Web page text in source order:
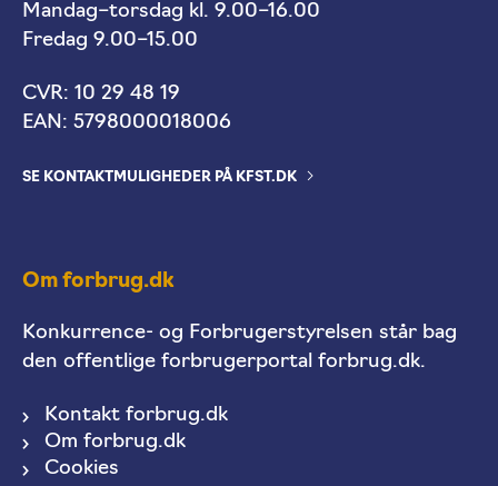
Mandag–torsdag kl. 9.00–16.00
Fredag 9.00–15.00
CVR: 10 29 48 19
EAN: 5798000018006
SE KONTAKTMULIGHEDER PÅ KFST.DK
Om forbrug.dk
Konkurrence- og Forbrugerstyrelsen står bag
den offentlige forbrugerportal forbrug.dk.
Kontakt forbrug.dk
Om forbrug.dk
Cookies